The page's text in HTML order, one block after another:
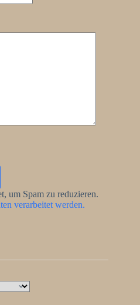
um Spam zu reduzieren.
verarbeitet werden.